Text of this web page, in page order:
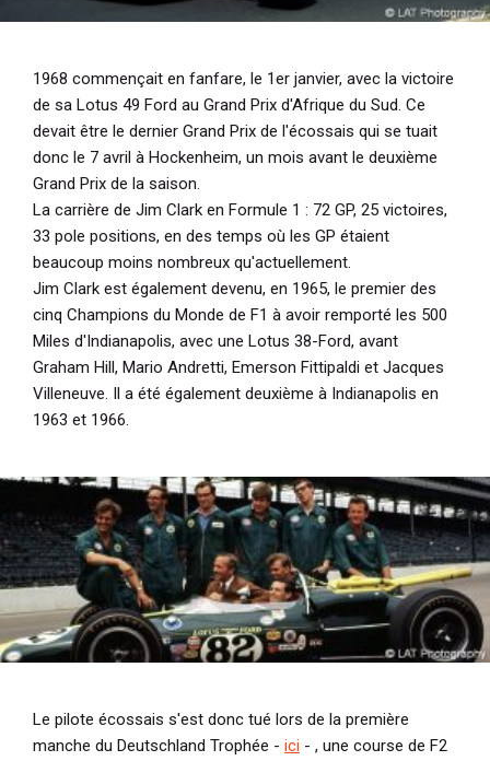
1968 commençait en fanfare, le 1er janvier, avec la victoire
de sa Lotus 49 Ford au Grand Prix d'Afrique du Sud. Ce
devait être le dernier Grand Prix de l'écossais qui se tuait
donc le 7 avril à Hockenheim, un mois avant le deuxième
Grand Prix de la saison.
La carrière de Jim Clark en Formule 1 : 72 GP, 25 victoires,
33 pole positions, en des temps où les GP étaient
beaucoup moins nombreux qu'actuellement.
Jim Clark est également devenu, en 1965, le premier des
cinq Champions du Monde de F1 à avoir remporté les 500
Miles d'Indianapolis, avec une Lotus 38-Ford, avant
Graham Hill, Mario Andretti, Emerson Fittipaldi et Jacques
Villeneuve. Il a été également deuxième à Indianapolis en
1963 et 1966.
Le pilote écossais s'est donc tué lors de la première
manche du Deutschland Trophée - ici - , une course de F2